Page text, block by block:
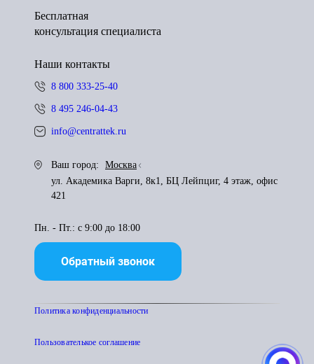
Бесплатная
консультация специалиста
Наши контакты
8 800 333-25-40
8 495 246-04-43
info@centrattek.ru
Ваш город:
Москва
ул. Академика Варги, 8к1, БЦ Лейпциг, 4 этаж, офис
421
Пн. - Пт.: с 9:00 до 18:00
Обратный звонок
Политика конфиденциальности
Пользователькое соглашение